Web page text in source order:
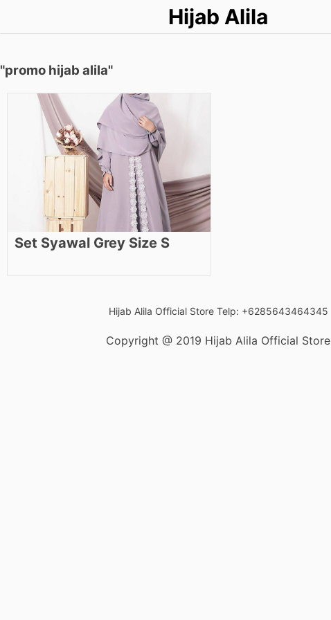
Hijab Alila
"promo hijab alila"
Set Syawal Grey Size S
Hijab Alila Official Store Telp: +6285643464345
Copyright @ 2019 Hijab Alila Official Store